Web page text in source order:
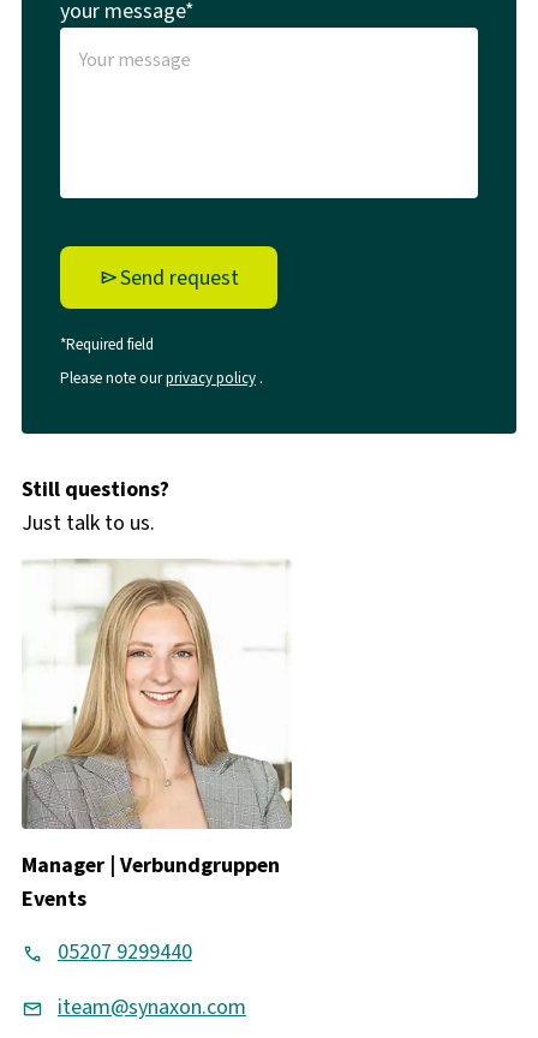
your message*
Send request
*Required field
Please note ourprivacy policy.
Still questions?
Just talk to us.
Manager | Verbundgruppen
Events
05207 9299440
iteam@synaxon.com